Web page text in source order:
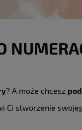
? A może chcesz
Ci stworzenie